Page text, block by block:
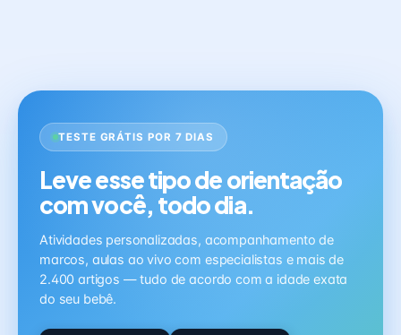
TESTE GRÁTIS POR 7 DIAS
Leve esse tipo de orientação
com você, todo dia.
Atividades personalizadas, acompanhamento de
marcos, aulas ao vivo com especialistas e mais de
2.400 artigos — tudo de acordo com a idade exata
do seu bebê.